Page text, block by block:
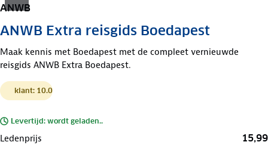
ANWB
ANWB Extra reisgids Boedapest
Maak kennis met Boedapest met de compleet vernieuwde
reisgids ANWB Extra Boedapest.
klant: 10.0
Levertijd: wordt geladen..
Ledenprijs 15,99